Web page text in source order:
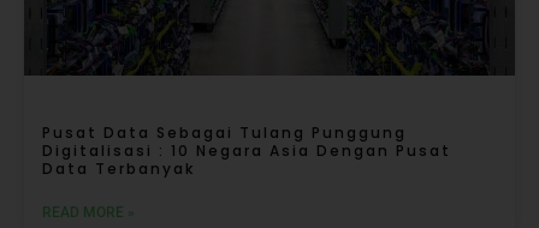
Pusat Data Sebagai Tulang Punggung
Digitalisasi : 10 Negara Asia Dengan Pusat
Data Terbanyak
READ MORE »